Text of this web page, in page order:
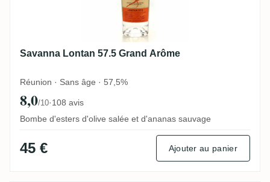
Savanna Lontan 57.5 Grand Arôme
Réunion · Sans âge · 57,5%
8,0/10·108 avis
Bombe d'esters d'olive salée et d'ananas sauvage
45 € Ajouter au panier